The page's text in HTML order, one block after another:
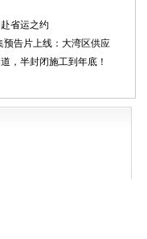
省运之约
预告片上线：大湾区供应
，半封闭施工到年底！